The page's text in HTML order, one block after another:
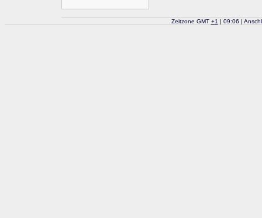
Zeitzone GMT +1 | 09:06 |